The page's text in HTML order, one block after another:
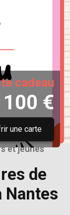
cadeau
100 €
une carte
et jeunes
de
Nantes